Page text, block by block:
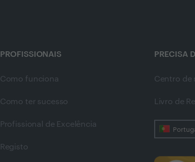
PROFISSIONAIS
Como funciona
Como ter sucesso
Profissional de Excelência
Registo
PRECISA
Centro de
Livro de